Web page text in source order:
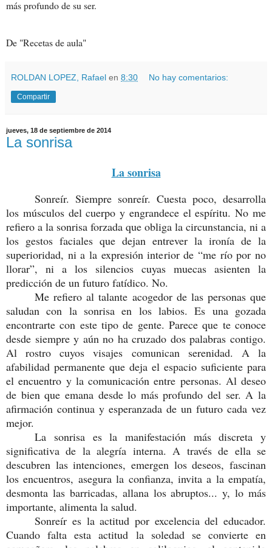
más profundo de su ser.
De "Recetas de aula"
ROLDAN LOPEZ, Rafael en 8:30 No hay comentarios:
Compartir
jueves, 18 de septiembre de 2014
La sonrisa
La sonrisa
Sonreír. Siempre sonreír. Cuesta poco, desarrolla
los músculos del cuerpo y engrandece el espíritu. No me
refiero a la sonrisa forzada que obliga la circunstancia, ni a
los gestos faciales que dejan entrever la ironía de la
superioridad, ni a la expresión interior de “me río por no
llorar”, ni a los silencios cuyas muecas asienten la
predicción de un futuro fatídico. No.
Me refiero al talante acogedor de las personas que
saludan con la sonrisa en los labios. Es una gozada
encontrarte con este tipo de gente. Parece que te conoce
desde siempre y aún no ha cruzado dos palabras contigo.
Al rostro cuyos visajes comunican serenidad. A la
afabilidad permanente que deja el espacio suficiente para
el encuentro y la comunicación entre personas. Al deseo
de bien que emana desde lo más profundo del ser. A la
afirmación continua y esperanzada de un futuro cada vez
mejor.
La sonrisa es la manifestación más discreta y
significativa de la alegría interna. A través de ella se
descubren las intenciones, emergen los deseos, fascinan
los encuentros, asegura la confianza, invita a la empatía,
desmonta las barricadas, allana los abruptos... y, lo más
importante, alimenta la salud.
Sonreír es la actitud por excelencia del educador.
Cuando falta esta actitud la soledad se convierte en